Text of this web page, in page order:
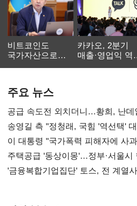
비트코인도
국가자산으로…'
카카오, 2분기
매출·영업익 역
주요 뉴스
공급 속도전 외치더니…황희, 난데
리모델링' 제안
송영길 측 "정청래, 국힘 '역선택'
총선 지휘 못해"
이 대통령 "국가폭력 피해자에 사
진실 밝혀야"
주택공급 '동상이몽'…정부·서울시
'금융복합기업집단' 토스, 전 계열